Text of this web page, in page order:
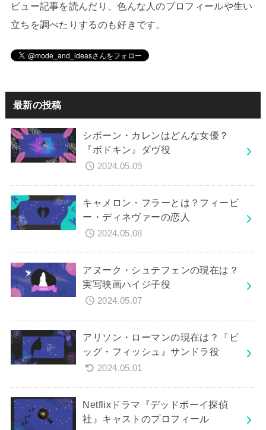
ビュー記事を読んだり、色んな人のプロフィールや生い
立ちを調べたりするのも好きです。
最新の投稿
シボーン・カレンはどんな女優？
『ボドキン』ダヴ役
2024.05.09
キャメロン・フラーとは？フィービ
ー・ディネヴァーの恋人
2024.05.08
アヌーク・シュテフェンの現在は？
実写映画ハイジ子役
2024.05.07
アリソン・ローマンの現在は？『ビ
ッグ・フィッシュ』サンドラ役
2024.05.01
Netflixドラマ『デッドボーイ探偵
社』キャストのプロフィール